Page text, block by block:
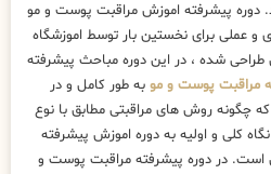
دوره پیشرفته اموزش مراقبت پوست و مو
و عملی برای نخستین بار توسط اموزشگاه
شده ، در این دوره مباحث پیشرفته
مراقبت پوست و مو به طور کامل و در
چگونه روش های مراقبتی مطابق با نوع
کلی و اولیه به دوره اموزش پیشرفته
است. در دوره پیشرفته مراقبت پوست و